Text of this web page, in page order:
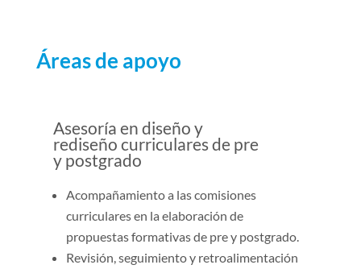
Áreas de apoyo
Asesoría en diseño y
rediseño curriculares de pre
y postgrado
Acompañamiento a las comisiones
curriculares en la elaboración de
propuestas formativas de pre y postgrado.
Revisión, seguimiento y retroalimentación